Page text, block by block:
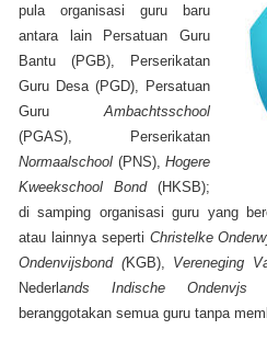
pula organisasi guru baru
antara lain Persatuan Guru
Bantu (PGB), Perserikatan
Guru Desa (PGD), Persatuan
Guru Ambachtsschool
(PGAS), Perserikatan
Normaalschool (PNS), Hogere
Kweekschool Bond(HKSB);
di samping organisasi guru yang
atau lainnya seperti Christelke
Ondenvijsbond (KGB), Vereneging
Nederlands Indische Ondenvjs
beranggotakan semua guru tanpa